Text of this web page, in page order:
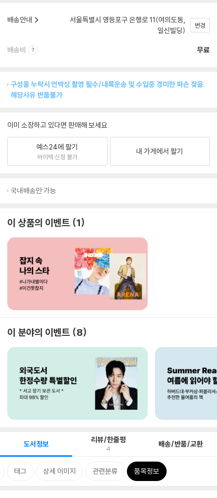
배송안내
서울특별시 영등포구 은행로 11(여의도동,
일신빌딩)
변경
배송비 무료
구성품 누락시 언박싱 촬영 필수/내륙운송 및 수입중 경미한 파손 잦음.
해당사유 반품불가
이미 소장하고 있다면 판매해 보세요.
예스24에 팔기
바이백 신청 불가
내 가게에서 팔기
국내배송만 가능
이 상품의 이벤트 1
이 분야의 이벤트 8
도서정보 리뷰/한줄평
4 배송/반품/교환
태그 상세 이미지 관련분류 품목정보